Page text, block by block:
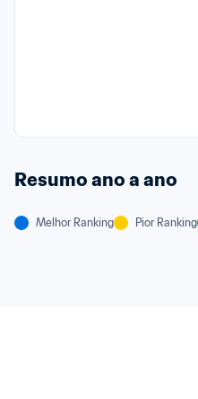
Resumo ano a ano
Melhor Ranking Pior Ranking